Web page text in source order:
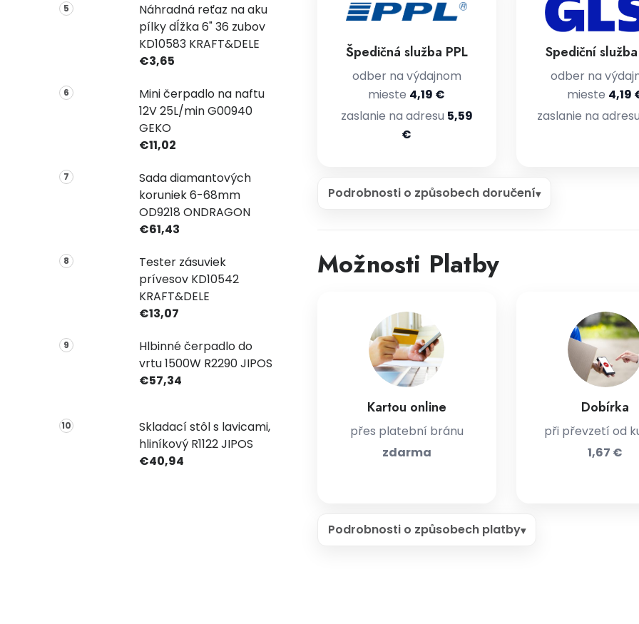
Náhradná reťaz na aku
pílky dĺžka 6" 36 zubov
KD10583 KRAFT&DELE
€3,65
Mini čerpadlo na naftu
12V 25L/min G00940
GEKO
€11,02
Sada diamantových
koruniek 6-68mm
OD9218 ONDRAGON
€61,43
Tester zásuviek
prívesov KD10542
KRAFT&DELE
€13,07
Hlbinné čerpadlo do
vrtu 1500W R2290 JIPOS
€57,34
Skladací stôl s lavicami,
hliníkový R1122 JIPOS
€40,94
Špedičná služba PPL
odber na výdajnom
mieste 4,19 €
zaslanie na adresu 5,59
€
Spediční
odber na
mieste 4,19
zaslanie na
Podrobnosti o způsobech doručení
Možnosti Platby
Kartou online
přes platební bránu
zdarma
Dobírka
při převzetí od
1,67 €
Podrobnosti o způsobech platby